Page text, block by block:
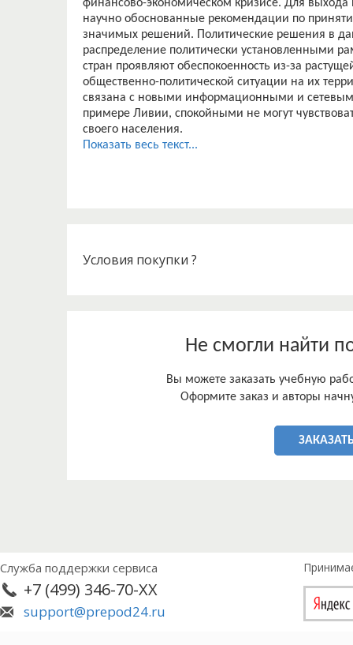
финансово-экономическом кризисе. Для выхода
научно обоснованные рекомендации по
значимых решений. Политические решения в
распределение политически установленными
стран проявляют обеспокоенность из-за
общественно-политической ситуации на их
связана с новыми информационными и
примере Ливии, спокойными не могут
своего населения.
Долгое время существовало убеждение, что
получить прибыль выше уровня, который
конкуренции, но ниже уровня, обеспеченного
Показать весь текст...
Условия покупки ?
Не смогли найти
Вы можете заказать учебную
Оформите заказ и авторы
Служба поддержки сервиса
+7 (499) 346-70-XX
support@prepod24.ru